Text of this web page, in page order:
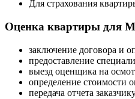
Для страхования
Оценка квартиры для
заключение договора и
предоставление
выезд оценщика на
определение стоимости
передача отчета